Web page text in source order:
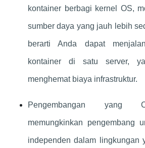
kontainer berbagi kernel OS,
sumber daya yang jauh lebih
berarti Anda dapat
kontainer di satu server,
menghemat biaya infrastruktur.
Pengembangan yang
memungkinkan pengembang
independen dalam lingkungan